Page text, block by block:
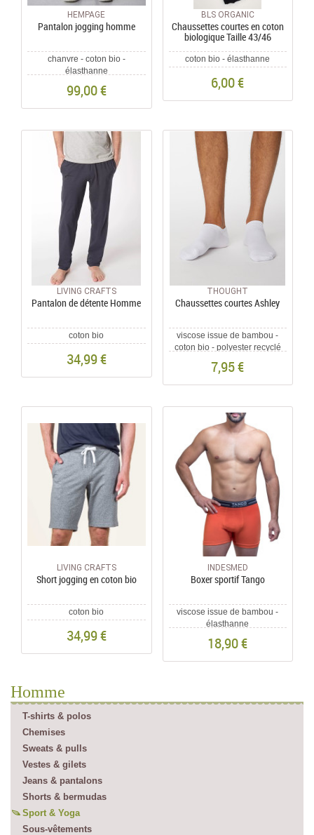
HEMPAGE
Pantalon jogging homme
chanvre - coton bio -
élasthanne
99,00 €
BLS ORGANIC
Chaussettes courtes en coton
biologique Taille 43/46
coton bio - élasthanne
6,00 €
LIVING CRAFTS
Pantalon de détente Homme
coton bio
34,99 €
THOUGHT
Chaussettes courtes Ashley
viscose issue de bambou -
coton bio - polyester recyclé
7,95 €
LIVING CRAFTS
Short jogging en coton bio
coton bio
34,99 €
INDESMED
Boxer sportif Tango
viscose issue de bambou -
élasthanne
18,90 €
Homme
T-shirts & polos
Chemises
Sweats & pulls
Vestes & gilets
Jeans & pantalons
Shorts & bermudas
Sport & Yoga
Sous-vêtements